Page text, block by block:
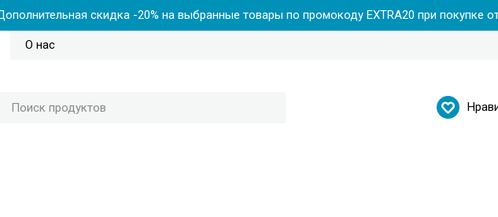
скидка -20% на выбранные товары по промокоду EXTRA20 при покупке
О нас